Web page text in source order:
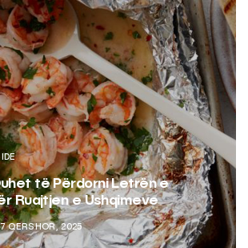
të Përdorni Letrën e
Ruajtjen e Ushqimeve
7 QERSHOR, 2025